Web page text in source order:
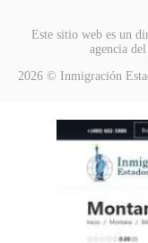
Este sitio web es un
agencia
2026 © Inmigración